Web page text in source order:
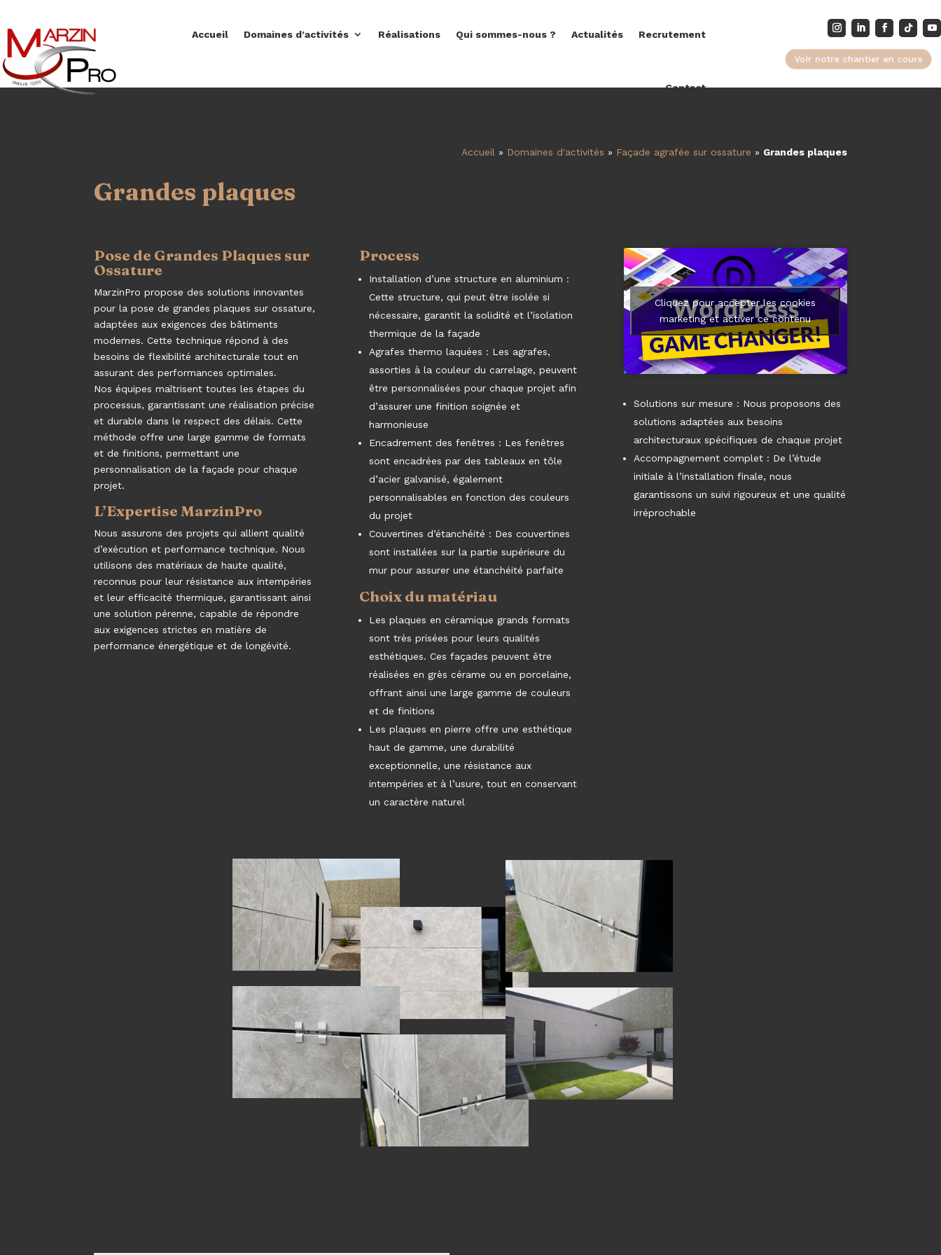
Accueil Domaines d’activités Réalisations Qui sommes-nous ? Actualités Recrutement
Contact
Voir notre chantier en cours
Accueil » Domaines d'activités » Façade agrafée sur ossature » Grandes plaques
Grandes plaques
Pose de Grandes Plaques sur
Ossature
MarzinPro propose des solutions innovantes
pour la pose de grandes plaques sur ossature,
adaptées aux exigences des bâtiments
modernes. Cette technique répond à des
besoins de flexibilité architecturale tout en
assurant des performances optimales.
Nos équipes maîtrisent toutes les étapes du
processus, garantissant une réalisation précise
et durable dans le respect des délais. Cette
méthode offre une large gamme de formats
et de finitions, permettant une
personnalisation de la façade pour chaque
projet.
L’Expertise MarzinPro
Nous assurons des projets qui allient qualité
d’exécution et performance technique. Nous
utilisons des matériaux de haute qualité,
reconnus pour leur résistance aux intempéries
et leur efficacité thermique, garantissant ainsi
une solution pérenne, capable de répondre
aux exigences strictes en matière de
performance énergétique et de longévité.
Process
Installation d’une structure en aluminium :
Cette structure, qui peut être isolée si
nécessaire, garantit la solidité et l’isolation
thermique de la façade
Agrafes thermo laquées : Les agrafes,
assorties à la couleur du carrelage, peuvent
être personnalisées pour chaque projet afin
d’assurer une finition soignée et
harmonieuse
Encadrement des fenêtres : Les fenêtres
sont encadrées par des tableaux en tôle
d’acier galvanisé, également
personnalisables en fonction des couleurs
du projet
Couvertines d’étanchéité : Des couvertines
sont installées sur la partie supérieure du
mur pour assurer une étanchéité parfaite
Choix du matériau
Les plaques en céramique grands formats
sont très prisées pour leurs qualités
esthétiques. Ces façades peuvent être
réalisées en grès cérame ou en porcelaine,
offrant ainsi une large gamme de couleurs
et de finitions
Les plaques en pierre offre une esthétique
haut de gamme, une durabilité
exceptionnelle, une résistance aux
intempéries et à l’usure, tout en conservant
un caractère naturel
Cliquez pour accepter les cookies
marketing et activer ce contenu
Solutions sur mesure : Nous proposons des
solutions adaptées aux besoins
architecturaux spécifiques de chaque projet
Accompagnement complet : De l’étude
initiale à l’installation finale, nous
garantissons un suivi rigoureux et une qualité
irréprochable